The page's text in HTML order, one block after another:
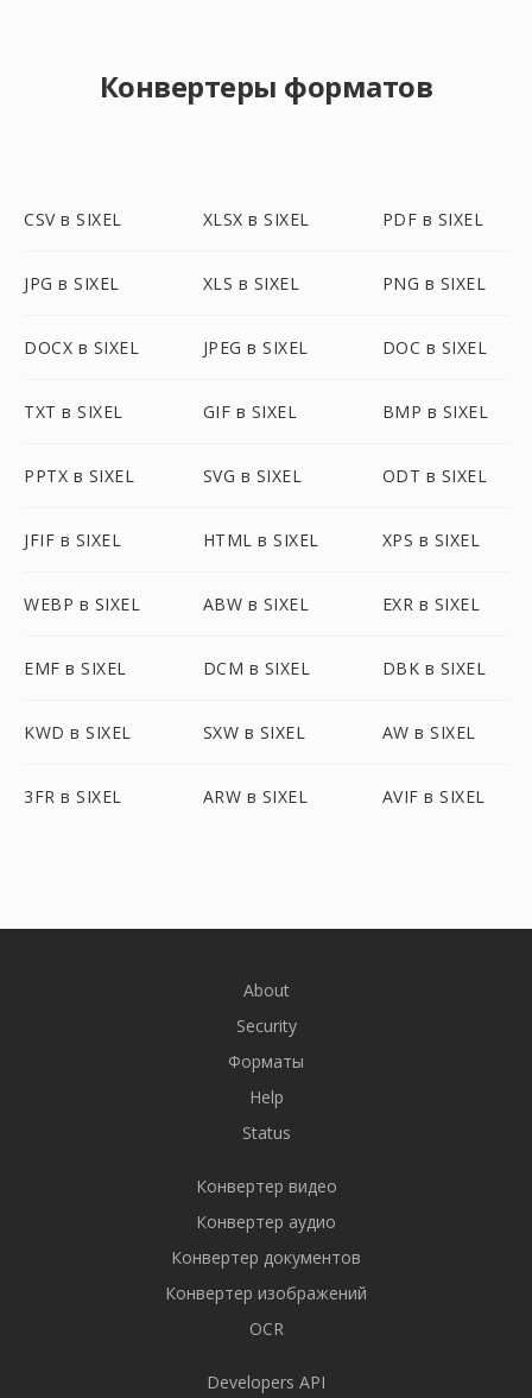
Конвертеры форматов
CSV в SIXEL XLSX в SIXEL PDF в SIXEL
JPG в SIXEL XLS в SIXEL PNG в SIXEL
DOCX в SIXEL JPEG в SIXEL DOC в SIXEL
TXT в SIXEL GIF в SIXEL BMP в SIXEL
PPTX в SIXEL SVG в SIXEL ODT в SIXEL
JFIF в SIXEL HTML в SIXEL XPS в SIXEL
WEBP в SIXEL ABW в SIXEL EXR в SIXEL
EMF в SIXEL DCM в SIXEL DBK в SIXEL
KWD в SIXEL SXW в SIXEL AW в SIXEL
3FR в SIXEL ARW в SIXEL AVIF в SIXEL
About
Security
Форматы
Help
Status
Конвертер видео
Конвертер аудио
Конвертер документов
Конвертер изображений
OCR
Developers API